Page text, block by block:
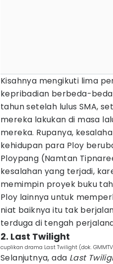
Kisahnya mengikuti lima
kepribadian berbeda-
tahun setelah lulus SMA,
mereka lakukan di masa
mereka. Rupanya,
kehidupan para Ploy
Ploypang (Namtan
kesalahan yang terjadi,
memimpin proyek buku
Ploy lainnya untuk
niat baiknya itu tak
terduga di tengah
2. Last Twilight
cuplikan drama Last Twilight (dok.
Selanjutnya, ada Last